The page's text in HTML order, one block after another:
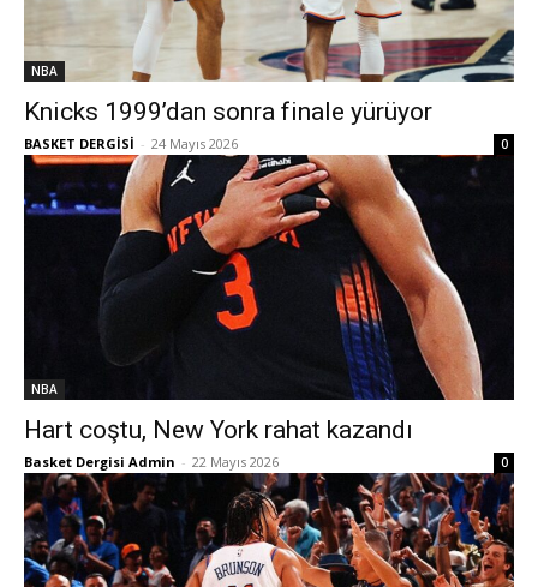
NBA
Knicks 1999’dan sonra finale yürüyor
BASKET DERGİSİ - 24 Mayıs 2026 0
NBA
Hart coştu, New York rahat kazandı
Basket Dergisi Admin - 22 Mayıs 2026 0